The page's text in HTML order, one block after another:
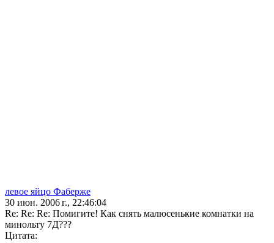
левое яйцо Фаберже
30 июн. 2006 г., 22:46:04
Re: Re: Re: Помигите! Как снять малюсенькие комнатки на
минольту 7Д???
Цитата: